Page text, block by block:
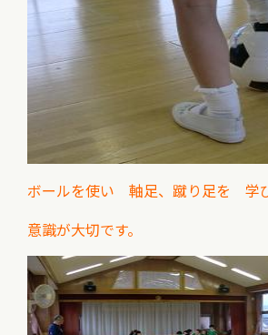
ボールを使い 軸足、蹴り足を 学
意識が大切です。